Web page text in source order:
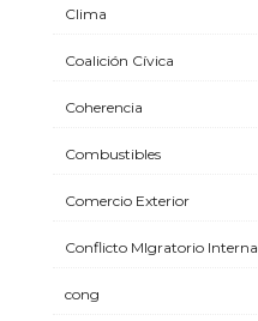
Clima
Coalición Cívica
Coherencia
Combustibles
Comercio Exterior
Conflicto MIgratorio
cong